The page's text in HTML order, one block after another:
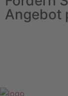
Angebot